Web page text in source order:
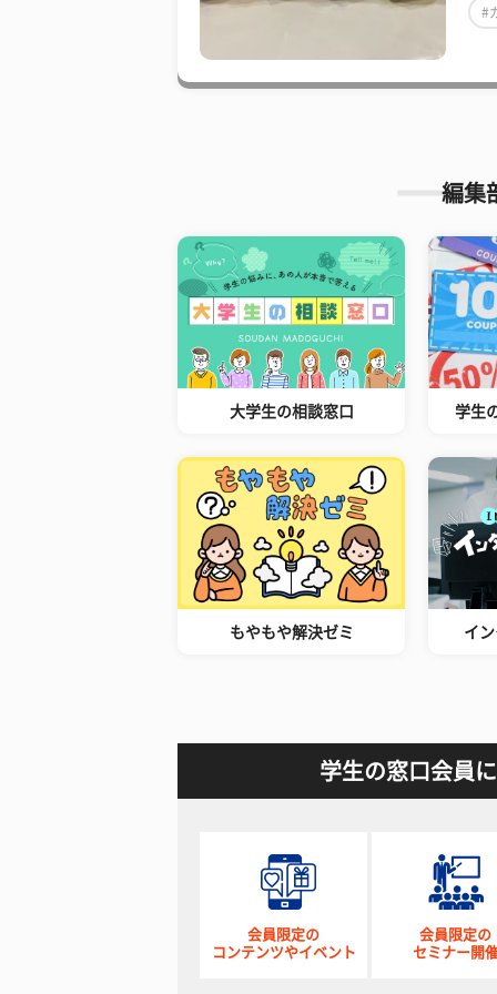
#
編集
大学生の相談窓口 学生
もやもや解決ゼミ イ
学生の窓口会員
会員限定の
コンテンツやイベント
会員限定の
セミナー開